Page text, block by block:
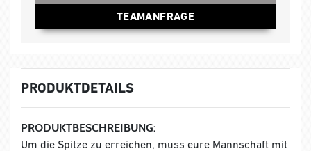
TEAMANFRAGE
PRODUKTDETAILS
PRODUKTBESCHREIBUNG:
Um die Spitze zu erreichen, muss eure Mannschaft mit